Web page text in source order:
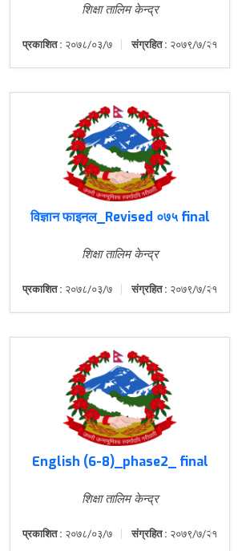
शिक्षा तालिम केन्द्र
प्रकाशित : २०७८/०३/७ संग्रहित : २०७९/७/२१
विज्ञान फाइनल_Revised ०७५ final
शिक्षा तालिम केन्द्र
प्रकाशित : २०७८/०३/७ संग्रहित : २०७९/७/२१
English (6-8)_phase2_ final
शिक्षा तालिम केन्द्र
प्रकाशित : २०७८/०३/७ संग्रहित : २०७९/७/२१